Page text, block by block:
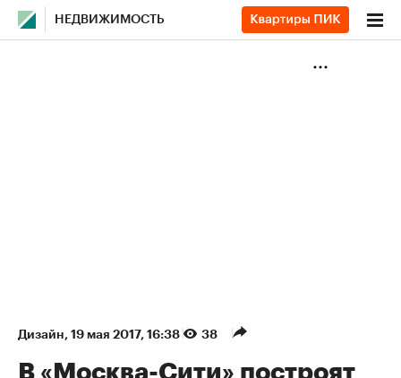
НЕДВИЖИМОСТЬ
Дизайн⁠, 19 мая 2017, 16:38 38
В «Москва-Сити» построят